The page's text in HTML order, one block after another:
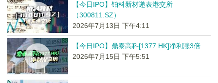
【今日IPO】铂科新材递表港交所
（300811.SZ）
2026年7月13日 下午4:11
【今日IPO】鼎泰高科[1377.HK]净利涨3倍
2026年7月15日 下午5:51